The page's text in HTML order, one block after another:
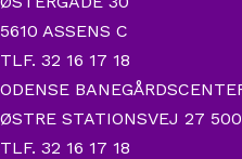
5610 ASSENS C
TLF. 32 16 17 18
ODENSE
ØSTRE STATIONSVEJ 27
TLF. 32 16 17 18